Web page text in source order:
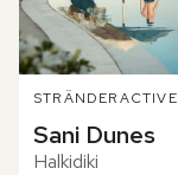
STRÄNDERACTIVE
Sani Dunes
Halkidiki